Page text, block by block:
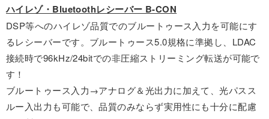
ハイレゾ・Bluetoothレシーバー B-CON
DSP等へのハイレゾ品質でのブルートゥース入力を可能にす
るレシーバーです。ブルートゥース5.0規格に準拠し、LDAC
接続時で96kHz/24bitでの非圧縮ストリーミング転送が可能で
す！
ブルートゥース入力→アナログ＆光出力に加えて、光パスス
ルー入出力も可能で、品質のみならず実用性にも十分に配慮